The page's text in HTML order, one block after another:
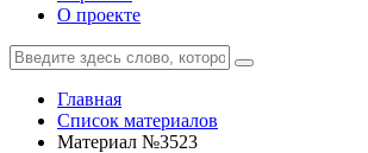
О проекте
Главная
Список материалов
Материал №3523